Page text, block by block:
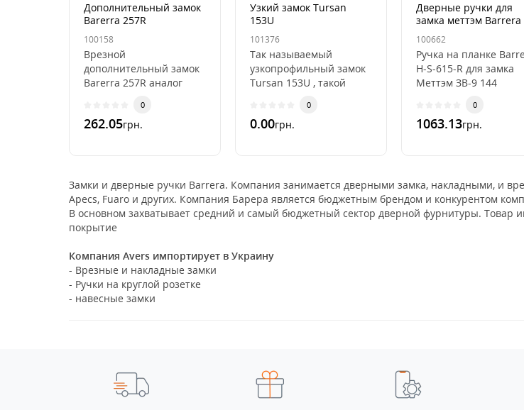
Дополнительный замок
Barerra 257R
100158
Врезной
дополнительный замок
Barerra 257R аналог
параметрам. Купить
замок Аполл..
0
262.05грн.
Узкий замок Tursan
153U
101376
Так называемый
узкопрофильный замок
Tursan 153U , такой
установки в калитку, он
легко устанавлив..
0
0.00грн.
Дверные ручки для
замка меттэм Barrera
S-615-R
100662
Ручка на планке
H-S-615-R для замка
Меттэм ЗВ-9 144
Дверные ручки имеют
очень качественное
0
1063.13грн.
Замки и дверные ручки Barrera. Компания занимается дверными замка, накладными, и
Apecs, Fuaro и других. Компания Барера является бюджетным брендом и конкурентом
В основном захватывает средний и самый бюджетный сектор дверной фурнитуры. Товар
покрытие
Компания Avers импортирует в Украину
- Врезные и накладные замки
- Ручки на круглой розетке
- навесные замки